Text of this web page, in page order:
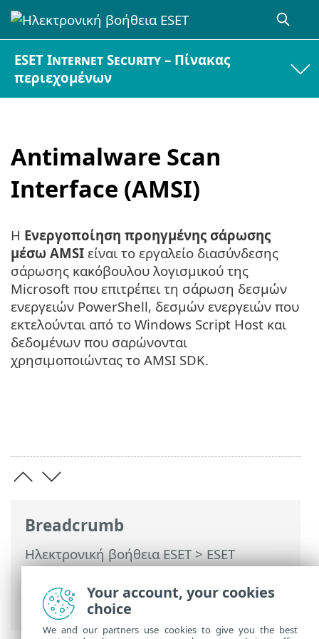
ESET Internet Security – Πίνακας
περιεχομένων
Antimalware Scan
Interface (AMSI)
Breadcrumb
Ηλεκτρονική βοήθεια ESET>ESET
Internet Security>Ρυθμίσεις για
προχωρημένους>Σαρώσεις>
Antimalware Scan Interface (AMSI)
Η Ενεργοποίηση προηγμένης σάρωσης
μέσω AMSI είναι το εργαλείο διασύνδεσης
σάρωσης κακόβουλου λογισμικού της
Microsoft που επιτρέπει τη σάρωση δεσμών
ενεργειών PowerShell, δεσμών ενεργειών που
εκτελούνται από το Windows Script Host και
δεδομένων που σαρώνονται
χρησιμοποιώντας το AMSI SDK.
Your account, your cookies
choice
We and our partners use cookies to give you the best